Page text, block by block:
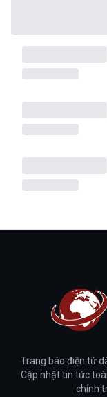
Trang báo điện tử
Cập nhật tin tức
chính